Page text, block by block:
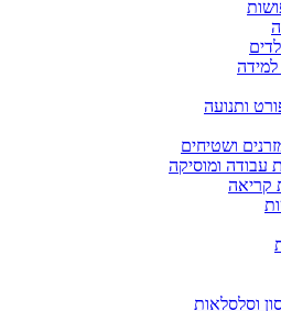
ותנועה
ושטיחים
עבודה ומוסיקה
קריאה
וסלסלאות